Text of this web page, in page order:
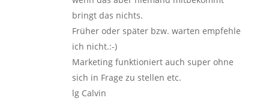
bringt das nichts.
Früher oder später bzw. warten empfehle
ich nicht.:-)
Marketing funktioniert auch super ohne
sich in Frage zu stellen etc.
lg Calvin